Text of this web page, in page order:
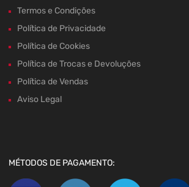
Termos e Condições
Política de Privacidade
Política de Cookies
Política de Trocas e Devoluções
Política de Vendas
Aviso Legal
MÉTODOS DE PAGAMENTO: